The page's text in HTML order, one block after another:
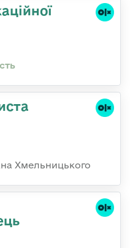
Хмельницького